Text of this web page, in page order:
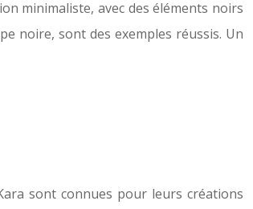
minimaliste, avec des éléments noirs
noire, sont des exemples réussis. Un
sont connues pour leurs créations